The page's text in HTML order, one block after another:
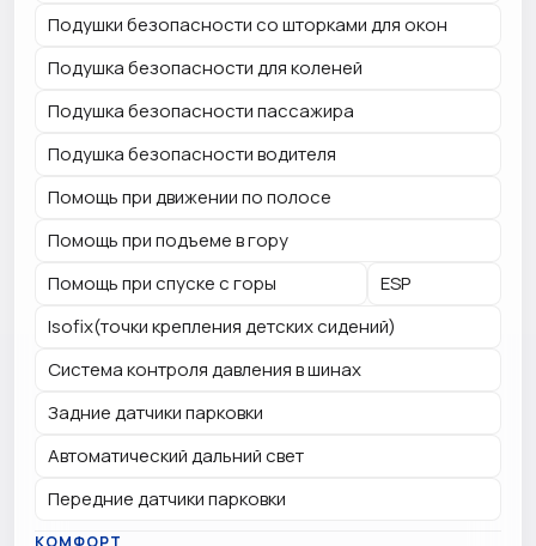
Подушки безопасности со шторками для окон
Подушка безопасности для коленей
Подушка безопасности пассажира
Подушка безопасности водителя
Помощь при движении по полосе
Помощь при подъеме в гору
Помощь при спуске с горы
ESP
Isofix(точки крепления детских сидений)
Система контроля давления в шинах
Задние датчики парковки
Автоматический дальний свет
Передние датчики парковки